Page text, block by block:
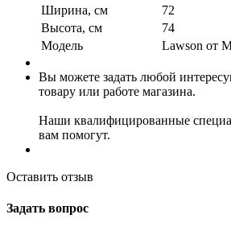
Ширина, см
72
Высота, см
74
Модель
Lawson от
Вы можете задать любой
товару или работе магазина.
Наши квалифицированные
вам помогут.
Оставить отзыв
Задать вопрос